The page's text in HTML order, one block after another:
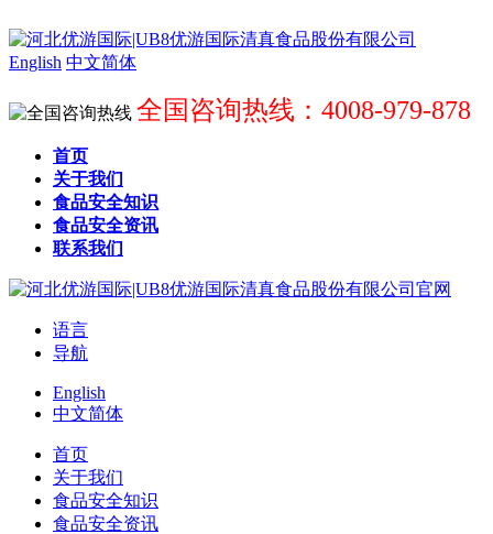
English 中文简体
全国咨询热线：4008-979-878
首页
关于我们
食品安全知识
食品安全资讯
联系我们
语言
导航
English
中文简体
首页
关于我们
食品安全知识
食品安全资讯